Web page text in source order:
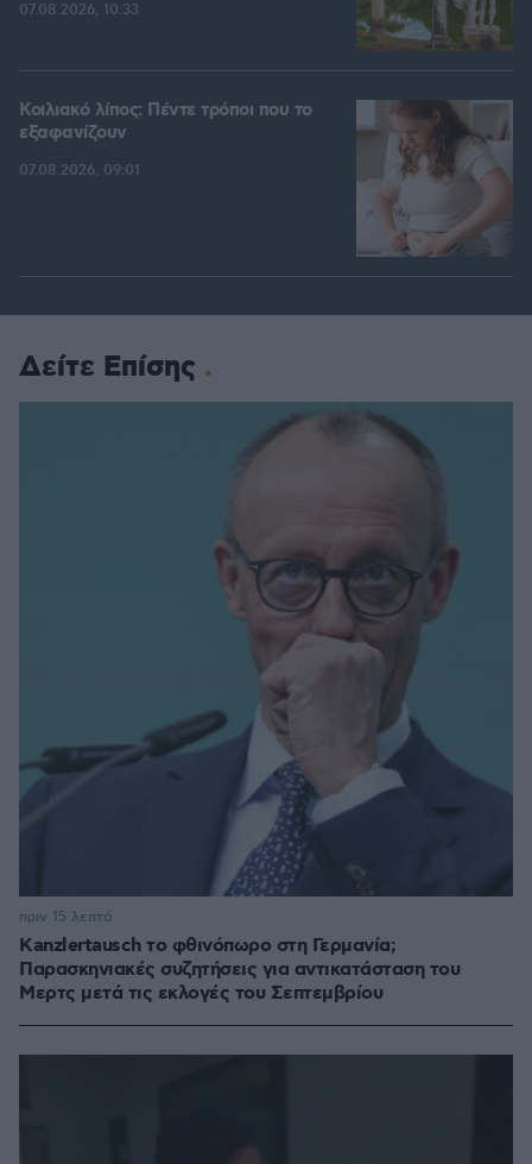
07.08.2026, 10:33
Κοιλιακό λίπος: Πέντε τρόποι που το
εξαφανίζουν
07.08.2026, 09:01
Δείτε Επίσης
Kanzlertausch το φθινόπωρο στη Γερμανία;
Παρασκηνιακές συζητήσεις για αντικατάσταση του
Μερτς μετά τις εκλογές του Σεπτεμβρίου
πριν 15 λεπτά